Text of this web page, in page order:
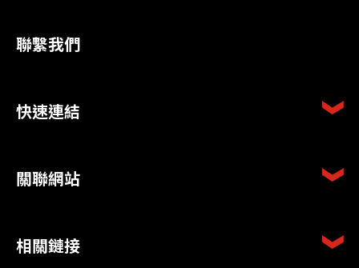
聯繫我們
快速連結
關聯網站
相關鏈接